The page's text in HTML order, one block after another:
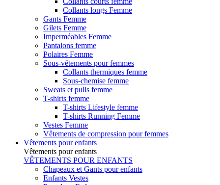
Collants longs Femme
Gants Femme
Gilets Femme
Imperméables Femme
Pantalons femme
Polaires Femme
Sous-vêtements pour femmes
Collants thermiques femme
Sous-chemise femme
Sweats et pulls femme
T-shirts femme
T-shirts Lifestyle femme
T-shirts Running Femme
Vestes Femme
Vêtements de compression pour femmes
Vêtements pour enfants
Vêtements pour enfants
VÊTEMENTS POUR ENFANTS
Chapeaux et Gants pour enfants
Enfants Vestes